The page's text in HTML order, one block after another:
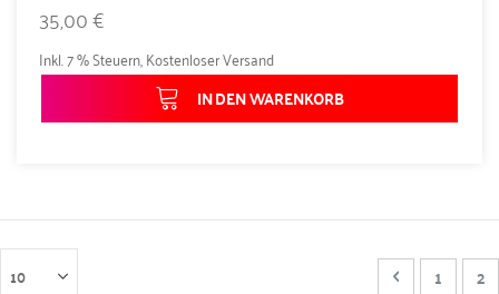
35,00 €
Inkl. 7 % Steuern,Kostenloser Versand
IN DEN WARENKORB
SeiteSeite
ZurückSeite
1 2